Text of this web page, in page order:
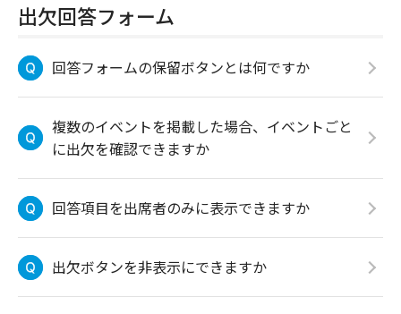
出欠回答フォーム
回答フォームの保留ボタンとは何ですか
複数のイベントを掲載した場合、イベントごと
に出欠を確認できますか
回答項目を出席者のみに表示できますか
出欠ボタンを非表示にできますか